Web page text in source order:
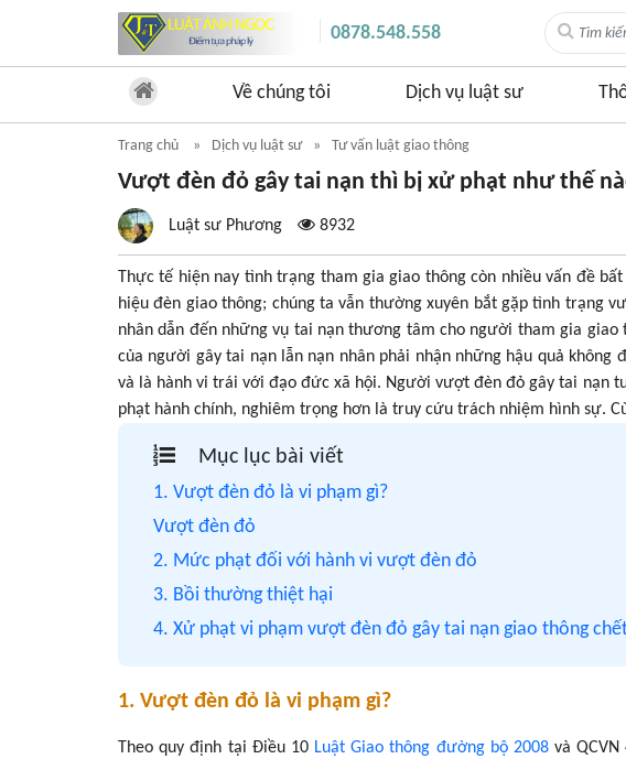
0878.548.558
Về chúng tôi Dịch vụ luật sư
Trang chủ Dịch vụ luật sư Tư vấn luật giao thông
Vượt đèn đỏ gây tai nạn thì bị xử phạt như thế
Luật sư Phương 8932
Thực tế hiện nay tình trạng tham gia giao thông còn nhiều vấn đề
hiệu đèn giao thông; chúng ta vẫn thường xuyên bắt gặp tình trạng
nhân dẫn đến những vụ tai nạn thương tâm cho người tham gia
của người gây tai nạn lẫn nạn nhân phải nhận những hậu quả
và là hành vi trái với đạo đức xã hội. Người vượt đèn đỏ gây tai nạn
phạt hành chính, nghiêm trọng hơn là truy cứu trách nhiệm hình sự.
Mục lục bài viết
1. Vượt đèn đỏ là vi phạm gì?
Vượt đèn đỏ
2. Mức phạt đối với hành vi vượt đèn đỏ
3. Bồi thường thiệt hại
4. Xử phạt vi phạm vượt đèn đỏ gây tai nạn giao thông
1. Vượt đèn đỏ là vi phạm gì?
Theo quy định tại Điều 10 Luật Giao thông đường bộ 2008và QCVN